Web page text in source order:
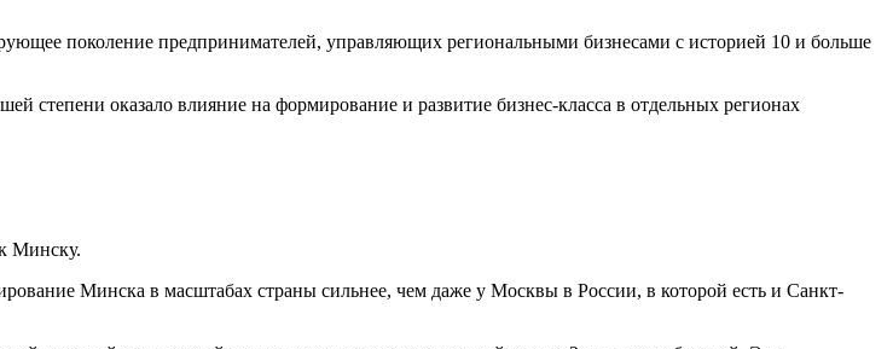
поколение предпринимателей, управляющих региональными бизнесами с историей 10 и больше
степени оказало влияние на формирование и развитие бизнес-класса в отдельных регионах
Минску.
Минска в масштабах страны сильнее, чем даже у Москвы в России, в которой есть и Санкт-